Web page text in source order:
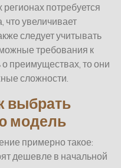
потребуется
увеличивает
следует учитывать
требования к
о преимуществах, то они
сложности.
выбрать
модель
примерно такое:
дешевле в начальной